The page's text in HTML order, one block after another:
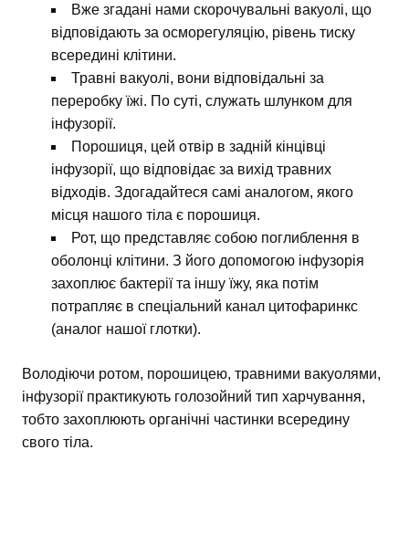
Вже згадані нами скорочувальні вакуолі, що
відповідають за осморегуляцію, рівень тиску
всередині клітини.
Травні вакуолі, вони відповідальні за
переробку їжі. По суті, служать шлунком для
інфузорії.
Порошиця, цей отвір в задній кінцівці
інфузорії, що відповідає за вихід травних
відходів. Здогадайтеся самі аналогом, якого
місця нашого тіла є порошиця.
Рот, що представляє собою поглиблення в
оболонці клітини. З його допомогою інфузорія
захоплює бактерії та іншу їжу, яка потім
потрапляє в спеціальний канал цитофаринкс
(аналог нашої глотки).
Володіючи ротом, порошицею, травними вакуолями,
інфузорії практикують голозойний тип харчування,
тобто захоплюють органічні частинки всередину
свого тіла.